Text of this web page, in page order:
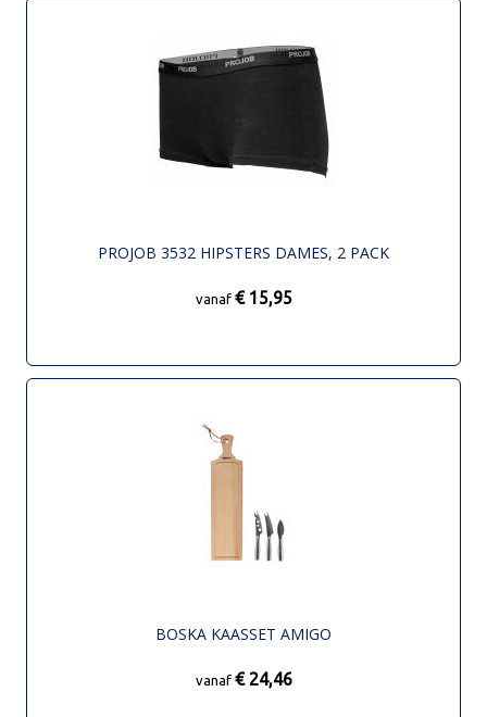
PROJOB 3532 HIPSTERS DAMES, 2 PACK
vanaf € 15,95
BOSKA KAASSET AMIGO
vanaf € 24,46